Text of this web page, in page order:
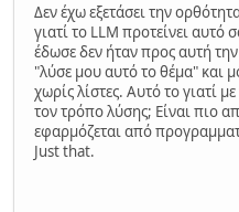
sorted_students =
x: x[1], reverse=
top2 =
for s in top2:
print(f"{s
}
qualified =
tries_used = 0
# έως 5
for i in range(
distance =
{i} σε μέτρα: "))
tries_used
Δεν έχω εξετάσει την
γιατί το LLM προτείνει
έδωσε δεν ήταν προς αυτή
"λύσε μου αυτό το θέμα" και
χωρίς λίστες. Αυτό το γιατί
τον τρόπο λύσης; Είναι πιο
εφαρμόζεται από
Just that.